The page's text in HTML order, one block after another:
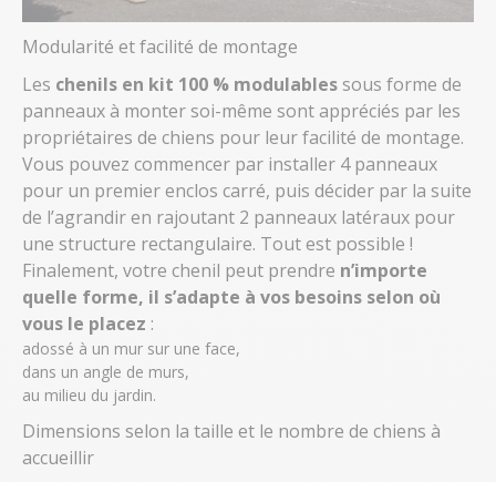
Modularité et facilité de montage
Les chenils en kit 100 % modulables sous forme de
panneaux à monter soi-même sont appréciés par les
propriétaires de chiens pour leur facilité de montage.
Vous pouvez commencer par installer 4 panneaux
pour un premier enclos carré, puis décider par la suite
de l’agrandir en rajoutant 2 panneaux latéraux pour
une structure rectangulaire. Tout est possible !
Finalement, votre chenil peut prendre n’importe
quelle forme, il s’adapte à vos besoins selon où
vous le placez :
adossé à un mur sur une face,
dans un angle de murs,
au milieu du jardin.
Dimensions selon la taille et le nombre de chiens à
accueillir